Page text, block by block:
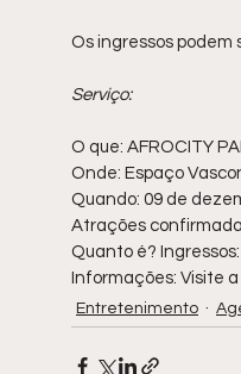
Os ingressos podem
Serviço:
O que: AFROCITY
Onde: Espaço
Quando: 09 de
Atrações
Quanto é?
Informações: Visite
Entretenimento